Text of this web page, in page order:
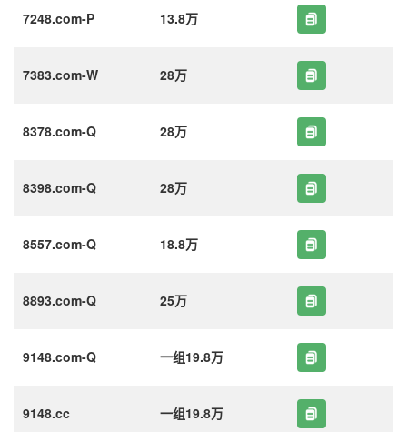
7248.com-P 13.8万
7383.com-W 28万
8378.com-Q 28万
8398.com-Q 28万
8557.com-Q 18.8万
8893.com-Q 25万
9148.com-Q 一组19.8万
9148.cc 一组19.8万